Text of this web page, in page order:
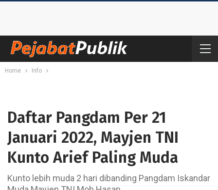
Home Info
Daftar Pangdam Per 21
Januari 2022, Mayjen TNI
Kunto Arief Paling Muda
Kunto lebih muda 2 hari dibanding Pangdam Iskandar